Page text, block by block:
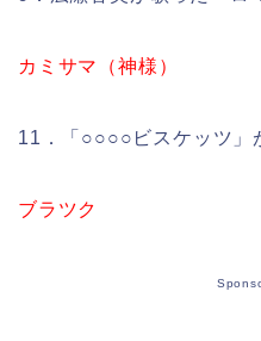
カミサマ（神様）
11．「○○○○ビスケッツ」
ブラツク